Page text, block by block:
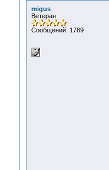
migus
Ветеран
Сообщений: 1789